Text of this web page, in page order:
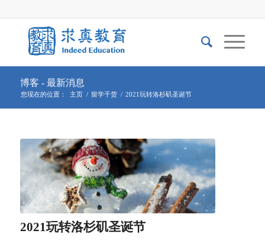
博客 - 最新消息
您现在的位置： 主页 / 留学干货 / 2021玩转洛杉矶圣诞节
2021玩转洛杉矶圣诞节